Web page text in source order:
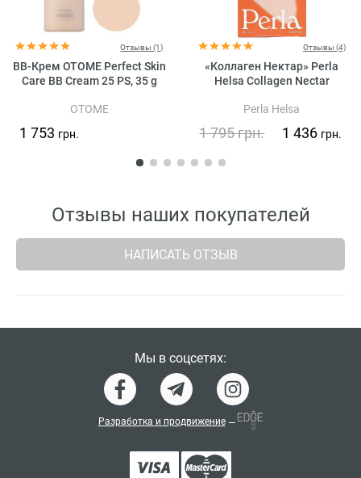
Отзывы (1)
BB-Крем OTOME Perfect Skin
Care BB Cream 25 PS, 35 g
OTOME
1 753 грн.
Отзывы (4)
«Коллаген Нектар» Perla
Helsa Collagen Nectar
Perla Helsa
1 795грн. 1 436 грн.
Отзывы наших покупателей
НАПИСАТЬ ОТЗЫВ
Мы в соцсетях:
Разработка и продвижение —